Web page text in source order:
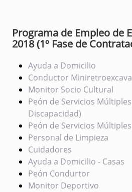
Programa de Empleo de
2018 (1º Fase de
Ayuda a Domicilio
Conductor
Monitor Socio Cultural
Peón de Servicios
Discapacidad)
Peón de Servicios
Personal de Limpieza
Cuidadores
Ayuda a Domicilio - Casas
Peón Condurtor
Monitor Deportivo